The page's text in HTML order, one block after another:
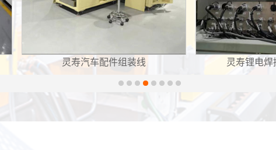
灵寿汽车配件组装线 灵寿锂电焊接设备控制柜